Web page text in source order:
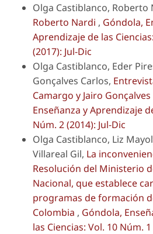
Olga Castiblanco, Roberto
Roberto Nardi , Góndola,
Aprendizaje de las
(2017): Jul-Dic
Olga Castiblanco, Eder
Gonçalves Carlos,
Camargo y Jairo
Enseñanza y Aprendizaje
Núm. 2 (2014): Jul-Dic
Olga Castiblanco, Liz
Villareal Gil, La
Resolución del Ministerio
Nacional, que establece
programas de formación
Colombia , Góndola,
las Ciencias: Vol. 10 Núm. 1